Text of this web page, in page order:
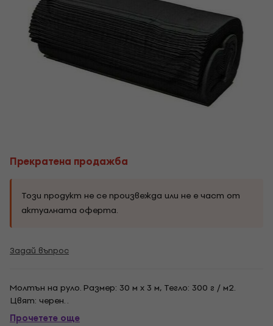
Прекратена продажба
Този продукт не се произвежда или не е част от
актуалната оферта.
Задай въпрос
Молтън на руло. Размер: 30 м х 3 м, Тегло: 300 г / м2.
Цвят: черен. .
Прочетете още